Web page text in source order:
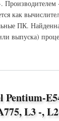
как
ПК.
выпуска)
Wolfdale
Pentium-
L3 -,